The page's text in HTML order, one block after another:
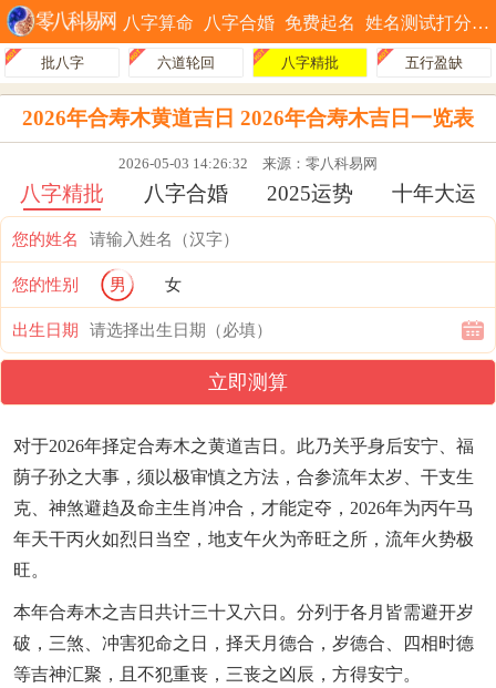
八字算命 八字合婚 免费起名 姓名测试打分
批八字 六道轮回 八字精批 五行盈缺
2026年合寿木黄道吉日 2026年合寿木吉日一览表
2026-05-03 14:26:32 来源：零八科易网
八字精批 八字合婚 2025运势 十年大运
您的姓名
您的性别 男 女
出生日期
立即测算
对于2026年择定合寿木之黄道吉日。此乃关乎身后安宁、福
荫子孙之大事，须以极审慎之方法，合参流年太岁、干支生
克、神煞避趋及命主生肖冲合，才能定夺，2026年为丙午马
年天干丙火如烈日当空，地支午火为帝旺之所，流年火势极
旺。
本年合寿木之吉日共计三十又六日。分列于各月皆需避开岁
破，三煞、冲害犯命之日，择天月德合，岁德合、四相时德
等吉神汇聚，且不犯重丧，三丧之凶辰，方得安宁。